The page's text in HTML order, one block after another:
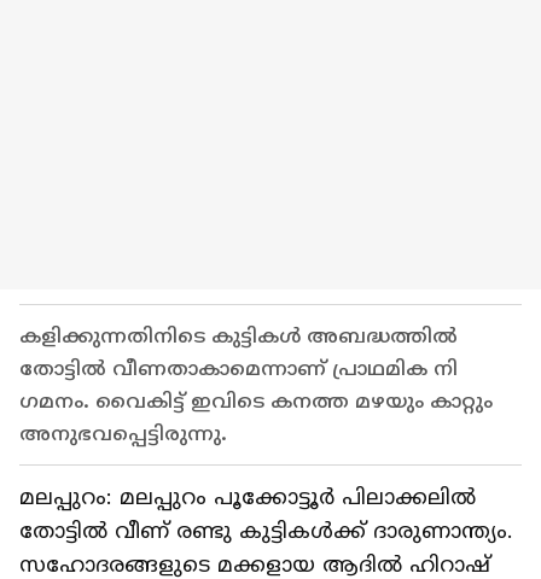
കളിക്കുന്നതിനിടെ കുട്ടികൾ അബദ്ധത്തിൽ
തോട്ടിൽ വീണതാകാമെന്നാണ് പ്രാഥമിക നി​
ഗമനം. വൈകിട്ട് ഇവിടെ കനത്ത മഴയും കാറ്റും
അനുഭവപ്പെട്ടിരുന്നു.
മലപ്പുറം: മലപ്പുറം പൂക്കോട്ടൂർ പിലാക്കലിൽ
തോട്ടിൽ വീണ് രണ്ടു കുട്ടികൾക്ക് ദാരുണാന്ത്യം.
സഹോദരങ്ങളുടെ മക്കളായ ആദിൽ ഹിറാഷ്